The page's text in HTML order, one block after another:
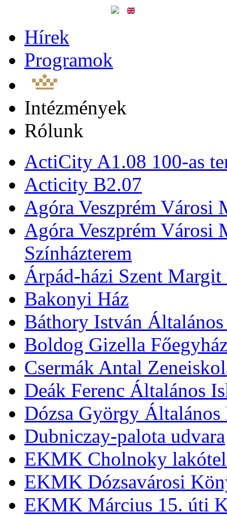
Hírek
Programok
Intézmények
Rólunk
ActiCity A1.08 100-as
Acticity B2.07
Agóra Veszprém Városi
Agóra Veszprém Városi
Színházterem
Árpád-házi Szent
Bakonyi Ház
Báthory István
Boldog Gizella
Csermák Antal
Deák Ferenc Általános
Dózsa György Általános
Dubniczay-palota udvara
EKMK Cholnoky
EKMK Dózsavárosi
EKMK Március 15. úti